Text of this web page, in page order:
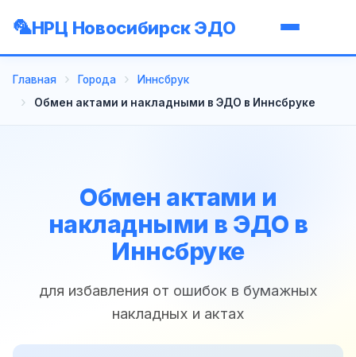
НРЦ Новосибирск ЭДО
Главная Города
Иннсбрук
Обмен актами и накладными в ЭДО в Иннсбруке
Обмен актами и
накладными в ЭДО в
Иннсбруке
для избавления от ошибок в бумажных
накладных и актах